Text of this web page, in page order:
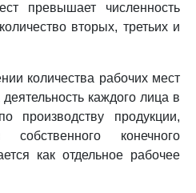
превышает численность
вторых, третьих и
количества рабочих мест
каждого лица в
производству продукции,
собственного конечного
как отдельное рабочее